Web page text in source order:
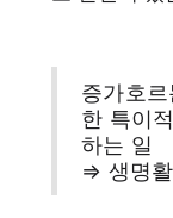
증가호
한 특이
하는 일
⇒ 생명